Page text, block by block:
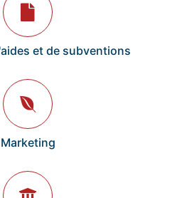
et de subventions
Marketing